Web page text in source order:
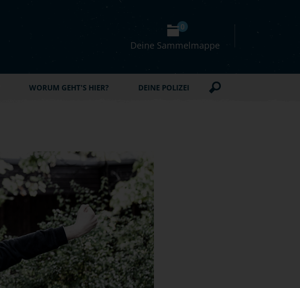
Deine Sammelmappe
0
WORUM GEHT'S HIER? DEINE POLIZEI